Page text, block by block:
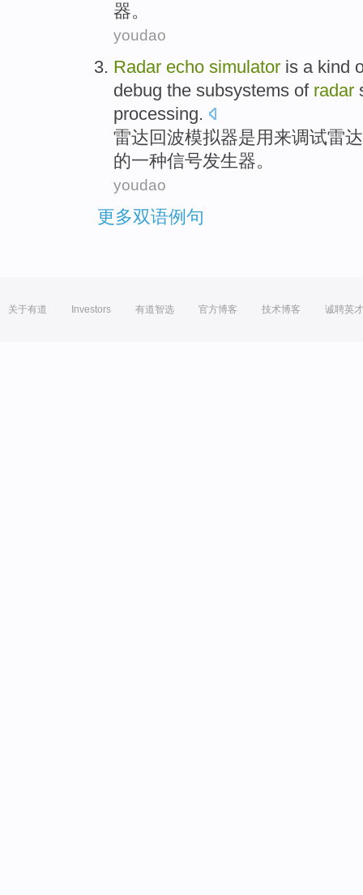
器。
youdao
Radar echo simulator is a kind
debug the subsystems of radar
processing.
雷达回波模拟器是用来调试雷达
的一种信号发生器。
youdao
更多双语例句
关于有道 Investors 有道智选 官方博客 技术博客 诚聘英才